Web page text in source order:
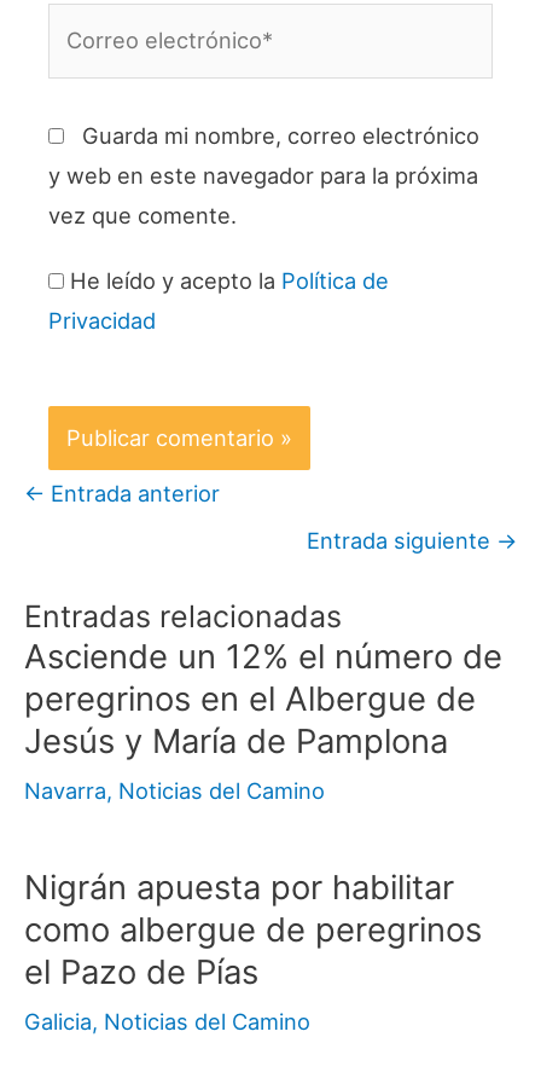
Guarda mi nombre, correo electrónico
y web en este navegador para la próxima
vez que comente.
He leído y acepto la Política de
Privacidad
← Entrada anterior
Entrada siguiente →
Entradas relacionadas
Asciende un 12% el número de
peregrinos en el Albergue de
Jesús y María de Pamplona
Navarra, Noticias del Camino
Nigrán apuesta por habilitar
como albergue de peregrinos
el Pazo de Pías
Galicia, Noticias del Camino